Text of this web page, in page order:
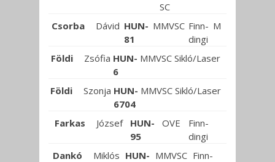
SC
Csorba Dávid HUN-
81
MMVSC Finn-
dingi
M
Földi Zsófia HUN-
6
MMVSC Sikló/Laser
Földi Szonja HUN-
6704
MMVSC Sikló/Laser
Farkas József
HUN-
95
OVE
Finn-
dingi
Dankó
Miklós HUN- MMVSC Finn-